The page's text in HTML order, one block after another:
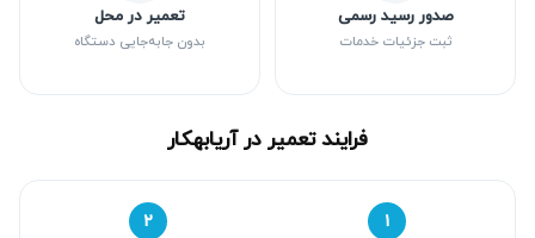
صدور رسید رسمی
ثبت جزئیات خدمات
تعمیر در محل
بدون جابه‌جایی دستگاه
فرایند تعمیر در آریابهکار
۱ ۲